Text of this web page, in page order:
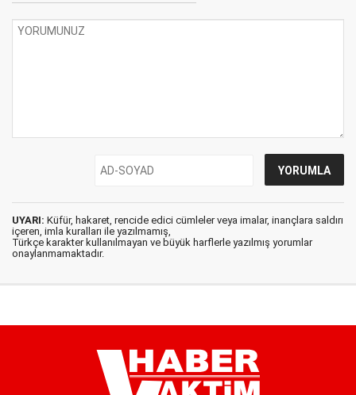
UYARI: Küfür, hakaret, rencide edici cümleler veya imalar, inançlara saldırı
içeren, imla kuralları ile yazılmamış,
Türkçe karakter kullanılmayan ve büyük harflerle yazılmış yorumlar
onaylanmamaktadır.